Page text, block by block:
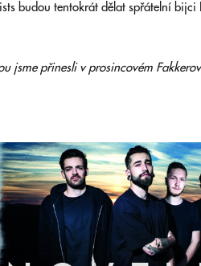
budou tentokrát dělat spřátelní
jsme přinesli v prosincovém